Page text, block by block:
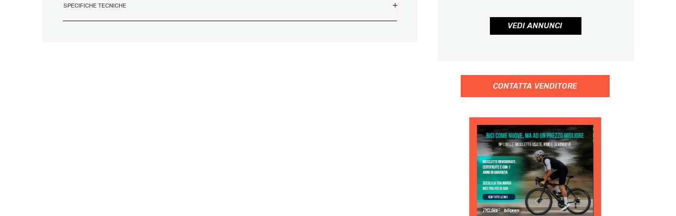
SPECIFICHE TECNICHE
VEDI ANNUNCI
CONTATTA VENDITORE